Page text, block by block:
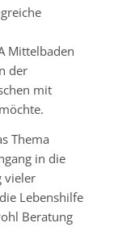
Mittelbaden
der
mit
Thema
in die
vieler
Lebenshilfe
Beratung